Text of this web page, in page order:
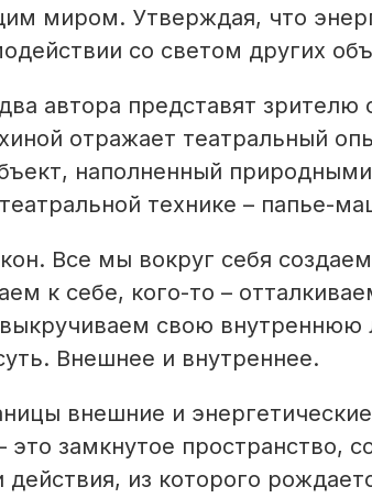
миром. Утверждая, что
со светом других
автора представят зрителю
отражает театральный
наполненный
технике – папье-
Все мы вокруг себя
к себе, кого-то –
свою внутреннюю
Внешнее и внутреннее.
внешние и
замкнутое пространство,
из которого